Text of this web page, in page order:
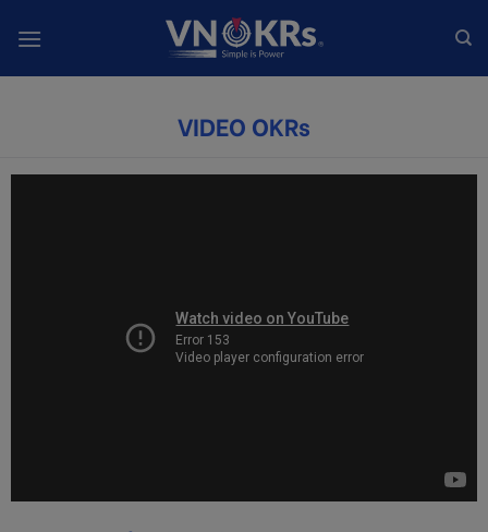
VIDEO OKRs